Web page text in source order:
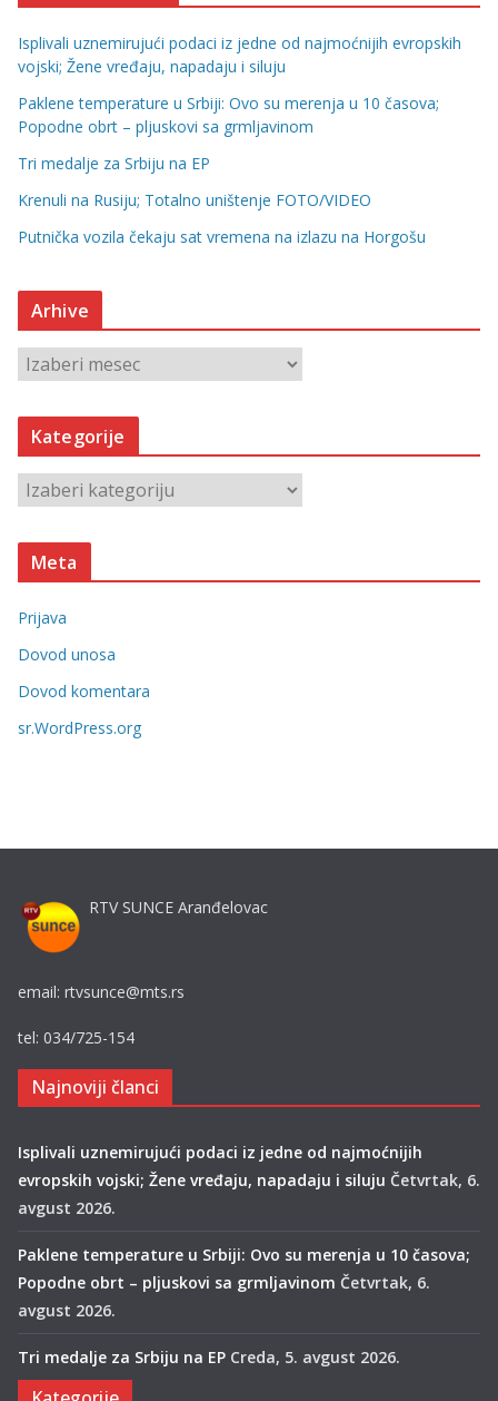
Isplivali uznemirujući podaci iz jedne od najmoćnijih evropskih
vojski; Žene vređaju, napadaju i siluju
Paklene temperature u Srbiji: Ovo su merenja u 10 časova;
Popodne obrt – pljuskovi sa grmljavinom
Tri medalje za Srbiju na EP
Krenuli na Rusiju; Totalno uništenje FOTO/VIDEO
Putnička vozila čekaju sat vremena na izlazu na Horgošu
Arhive
r
h
v
Kategorije
a
t
o
r
i
e
Meta
Prijava
Dovod unosa
Dovod komentara
sr.WordPress.org
RTV SUNCE Aranđelovac
email: rtvsunce@mts.rs
tel: 034/725-154
Najnoviji članci
Isplivali uznemirujući podaci iz jedne od najmoćnijih
evropskih vojski; Žene vređaju, napadaju i siluju Četvrtak, 6.
avgust 2026.
Paklene temperature u Srbiji: Ovo su merenja u 10 časova;
Popodne obrt – pljuskovi sa grmljavinom Četvrtak, 6.
avgust 2026.
Tri medalje za Srbiju na EP Creda, 5. avgust 2026.